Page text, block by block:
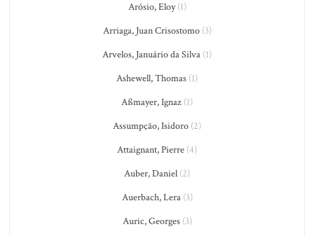
Arósio, Eloy(1)
Arriaga, Juan Crisostomo(3)
Arvelos, Januário da Silva (1)
Ashewell, Thomas (1)
Aßmayer, Ignaz (1)
Assumpção, Isidoro (2)
Attaignant, Pierre (4)
Auber, Daniel (2)
Auerbach, Lera(3)
Auric, Georges(3)